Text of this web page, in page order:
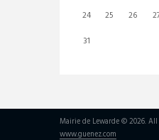
24
25 26
31
Mairie de Lewarde © 2026.
www.guenez.com